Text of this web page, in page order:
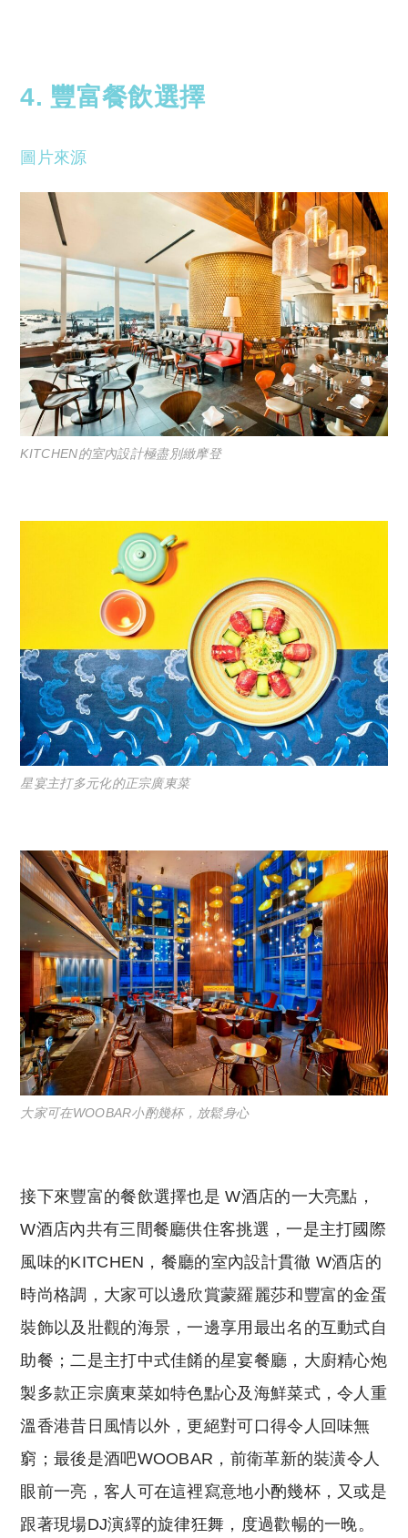
4. 豐富餐飲選擇
圖片來源
KITCHEN的室內設計極盡別緻摩登
星宴主打多元化的正宗廣東菜
大家可在WOOBAR小酌幾杯，放鬆身心
接下來豐富的餐飲選擇也是 W酒店的一大亮點，
W酒店內共有三間餐廳供住客挑選，一是主打國際
風味的KITCHEN，餐廳的室內設計貫徹 W酒店的
時尚格調，大家可以邊欣賞蒙羅麗莎和豐富的金蛋
裝飾以及壯觀的海景，一邊享用最出名的互動式自
助餐；二是主打中式佳餚的星宴餐廳，大廚精心炮
製多款正宗廣東菜如特色點心及海鮮菜式，令人重
溫香港昔日風情以外，更絕對可口得令人回味無
窮；最後是酒吧WOOBAR，前衛革新的裝潢令人
眼前一亮，客人可在這裡寫意地小酌幾杯，又或是
跟著現場DJ演繹的旋律狂舞，度過歡暢的一晚。